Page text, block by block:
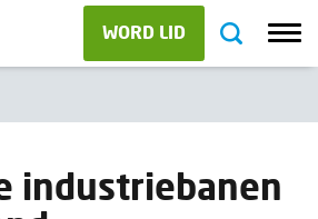
WORD LID
industriebanen